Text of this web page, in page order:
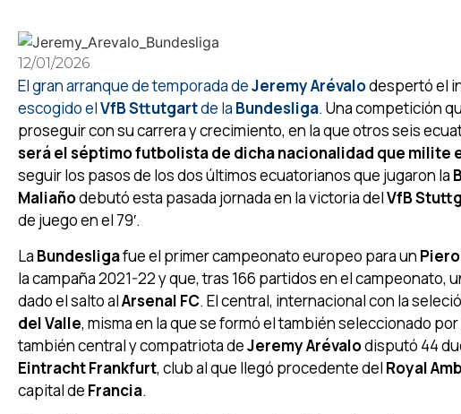
12/01/2026
El gran arranque de temporada deJeremy Arévalodespertó el
escogido elVfB Sttutgartde la Bundesliga. Una competición
proseguir con su carrera y crecimiento, en la que otros seis
será el séptimo futbolista de dicha nacionalidad que milite
seguir los pasos de los dos últimos ecuatorianos que jugaron la
Maliañodebutó esta pasada jornada en la victoria delVfB
de juego en el 79′.
La Bundesligafue el primer campeonato europeo para un
la campaña 2021-22 y que, tras 166 partidos en el campeonato,
dado el salto alArsenal FC. El central, internacional con la
del Valle, misma en la que se formó el también seleccionado
también central y compatriota deJeremy Arévalodisputó 44
Eintracht Frankfurt, club al que llegó procedente del Royal
capital de Francia.